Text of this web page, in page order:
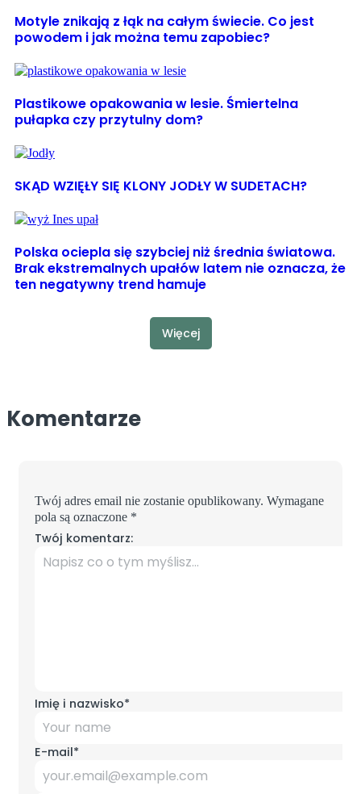
Motyle znikają z łąk na całym świecie. Co jest
powodem i jak można temu zapobiec?
Plastikowe opakowania w lesie. Śmiertelna
pułapka czy przytulny dom?
SKĄD WZIĘŁY SIĘ KLONY JODŁY W SUDETACH?
Polska ociepla się szybciej niż średnia światowa.
Brak ekstremalnych upałów latem nie oznacza, że
ten negatywny trend hamuje
Więcej
Komentarze
Twój adres email nie zostanie opublikowany. Wymagane
pola są oznaczone *
Twój komentarz:
Imię i nazwisko*
E-mail*